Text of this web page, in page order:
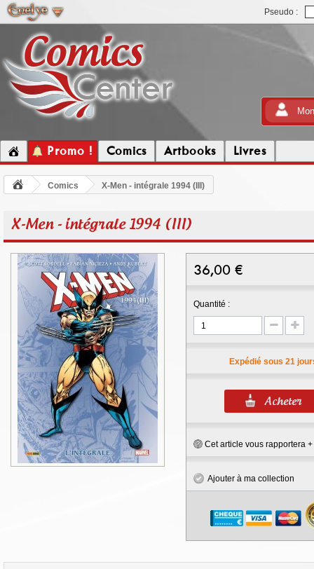
Pseudo :
Promo ! Comics Artbooks Livres
Comics X-Men - intégrale 1994 (III)
X-Men - intégrale 1994 (III)
36,00 €
Quantité :
Expédié sous 21
Cet article vous rapportera +
Ajouter à ma collection